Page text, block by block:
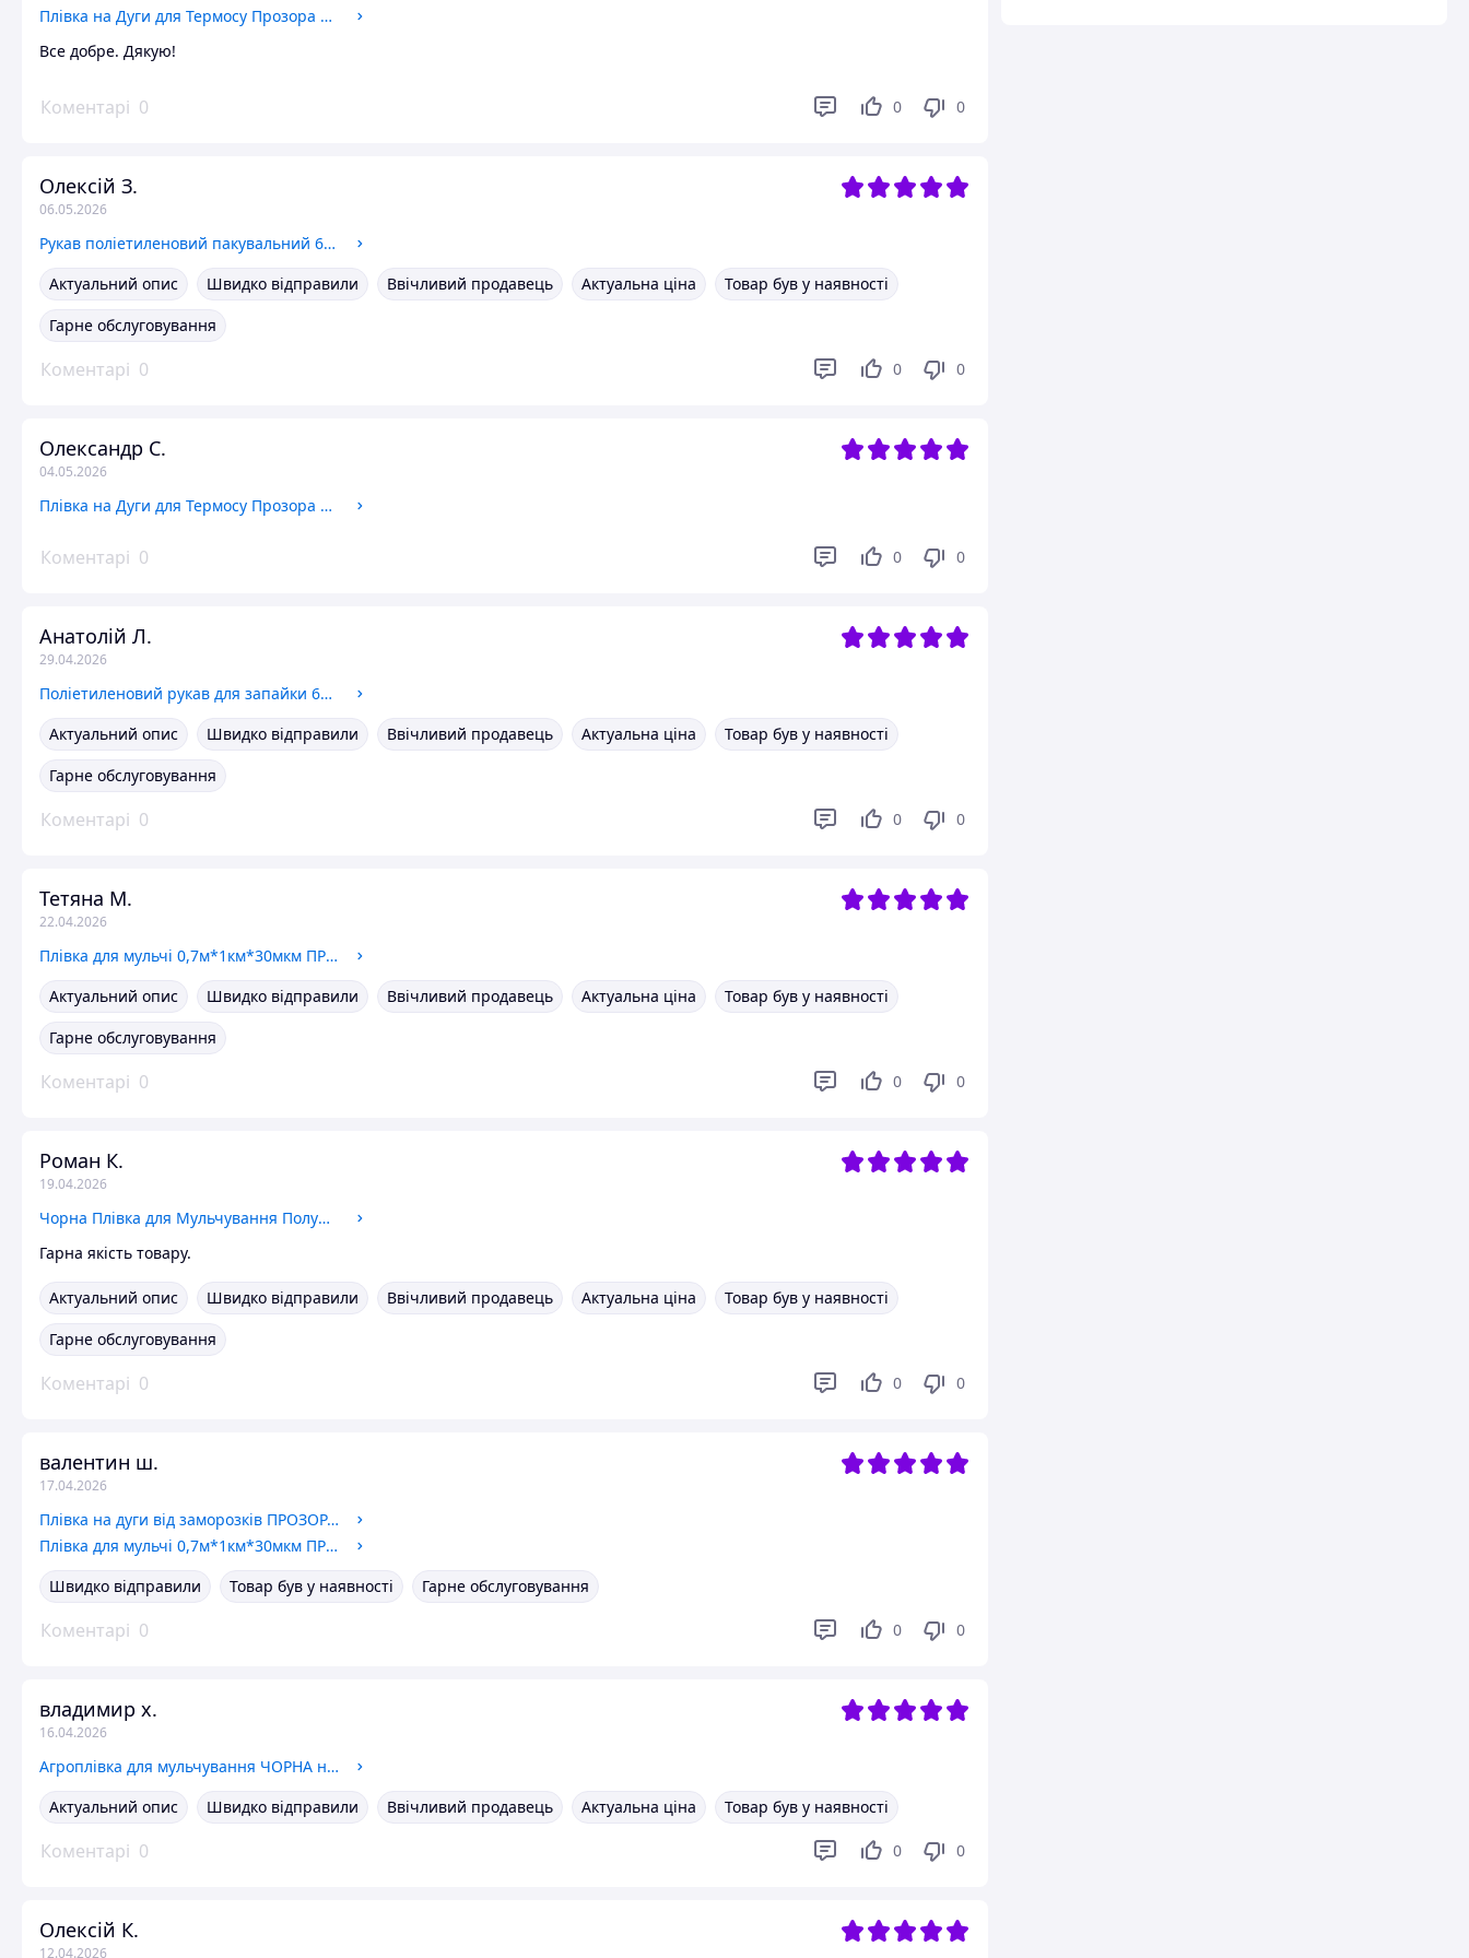
Плівка на Дуги для Термосу Прозора Мульчувальна для Баштаних Культур на 6 міс 150см/30мкм/500м
Все добре. Дякую!
Коментарі 0 0 0
Олексій З.
06.05.2026
Рукав поліетиленовий пакувальний 600 мм, 100 мкм, 220м (вторинний)
Актуальний опис
Швидко відправили Ввічливий продавець Актуальна ціна
Товар був у наявності
Гарне обслуговування
Коментарі 0 0 0
Олександр С.
04.05.2026
Плівка на Дуги для Термосу Прозора Мульчувальна для Баштаних Культур на 6 міс 150см/30мкм/500м
Коментарі 0 0 0
Анатолій Л.
29.04.2026
Поліетиленовий рукав для запайки 600 мм, 100 мкм, 220м (вторинний)
Актуальний опис
Швидко відправили Ввічливий продавець Актуальна ціна
Товар був у наявності
Гарне обслуговування
Коментарі 0 0 0
Тетяна М.
22.04.2026
Плівка для мульчі 0,7м*1км*30мкм ПРОЗОРА 6 міс.
Актуальний опис
Швидко відправили Ввічливий продавець Актуальна ціна
Товар був у наявності
Гарне обслуговування
Коментарі 0 0 0
Роман К.
19.04.2026
Чорна Плівка для Мульчування Полуниці 1.2м, 40мкм, 500м, УФ. на 24 міс.
Гарна якість товару.
Актуальний опис Швидко відправили Ввічливий продавець Актуальна ціна
Товар був у наявності
Гарне обслуговування
Коментарі 0 0 0
валентин ш.
17.04.2026
Плівка на дуги від заморозків ПРОЗОРАвторинна 30мкм, 1,5м*500м
Плівка для мульчі 0,7м*1км*30мкм ПРОЗОРА 6 міс.
Швидко відправили
Товар був у наявності Гарне обслуговування
Коментарі 0 0 0
владимир х.
16.04.2026
Агроплівка для мульчування ЧОРНА на 6 міс. ПОЛОТНО 700мм*30мкм*1км
Актуальний опис
Швидко відправили Ввічливий продавець Актуальна ціна Товар був у наявності
Коментарі 0 0 0
Олексій К.
12.04.2026